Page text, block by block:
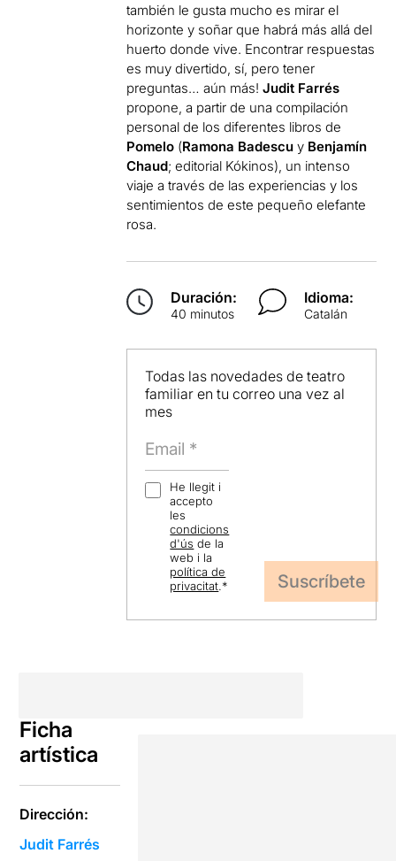
también le gusta mucho es mirar el
horizonte y soñar que habrá más allá del
huerto donde vive. Encontrar respuestas
es muy divertido , sí, perotener
preguntas… aún más! Judit Farrés
propone, a partir de una compilación
personal de los diferentes libros de
Pomelo (Ramona Badescu y Benjamín
Chaud;editorial Kókinos) un intenso
viaje a través de las experiencias y los
sentimientos de este pequeño elefante
rosa.
Duración:
40 minutos
Idioma:
Catalán
Todas las novedades de teatro
familiar en tu correo una vez al
mes
He llegit i
accepto
les
condicions
d'ús de la
web i la
política de
privacitat.*
Ficha
artística
Dirección:
Judit Farrés